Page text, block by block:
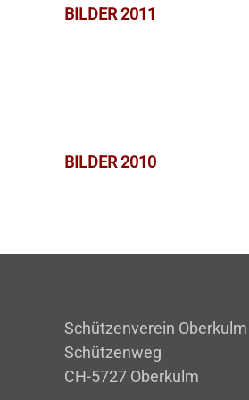
BILDER 2011
BILDER 2010
Schützenverein Oberkulm
Schützenweg
CH-5727 Oberkulm